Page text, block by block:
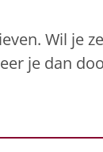
Wil je
je dan